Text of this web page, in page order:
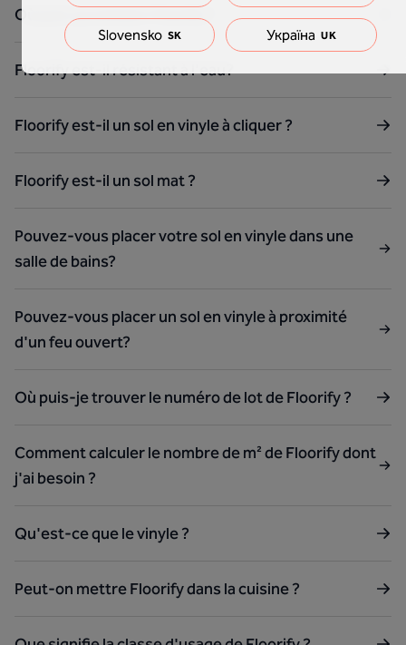
Où puis-je acheter Floorify ?
Floorify est-il résistant à l'eau?
Floorify est-il un sol en vinyle à cliquer ?
Floorify est-il un sol mat ?
Pouvez-vous placer votre sol en vinyle dans une
salle de bains?
Pouvez-vous placer un sol en vinyle à proximité
d'un feu ouvert?
Où puis-je trouver le numéro de lot de Floorify ?
Comment calculer le nombre de m² de Floorify dont
j'ai besoin ?
Qu'est-ce que le vinyle ?
Peut-on mettre Floorify dans la cuisine ?
Slovensko SK Україна UK